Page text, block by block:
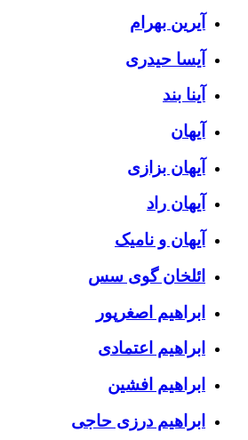
آیرین بهرام
آیسا حیدری
آینا بند
آیهان
آیهان بزازی
آیهان راد
آیهان و نامیک
ائلخان گوی سس
ابراهیم اصغرپور
ابراهیم اعتمادی
ابراهیم افشین
ابراهیم درزی حاجی